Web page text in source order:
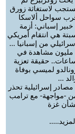
لاستغاثة زورق
سواحل ألاسكا
خبير إسباني: أزمة
هي انتقام أمريكي
من إسبانيا ...
مليون مشاهدة في
حقيقة تعزية
لميسي بوفاة
...
مصادر إسرائيلية تحذر
-مواجهة- مع ترامب
غزة